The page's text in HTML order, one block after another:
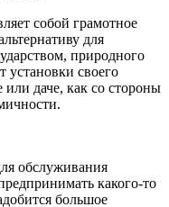
собой грамотное
для
природного
установки своего
или даче, как со стороны
обслуживания
какого-то
большое